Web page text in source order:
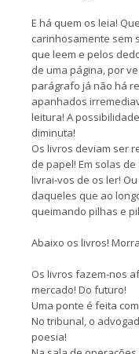
E há quem os leia!
carinhosamente sem
que leem e pelos
de uma página, por
parágrafo já não há
apanhados
leitura! A
diminuta!
Os livros deviam ser
de papel! Em solas
livrai-vos de os ler!
daqueles que ao
queimando pilhas e
Abaixo os livros!
Os livros fazem-nos
mercado! Do futuro!
Uma ponte é feita
No tribunal, o
poesia!